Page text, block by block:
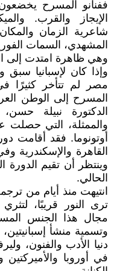
ففنانو المسرح
الإيجاز والقرب.
المشهدي، السمات
وهي ظاهرة امتدت إلى
وإذا كان لإسبانيا سبق
مصر لم تتأخر كثيرًا
المسرح إلى الوطن
الدكتورة نبيلة
والممثلة، التي حصلت
أوتونوما. فقد أقامت
القاهرة والإسكندرية
وينتظر أن تقيم الدورة
الحالي.
انتيهت منذ أيام من
ترى النور قريبًا،
مجال هذا الجنس
وتسمية منشأ
دنيا الأدب والفنون،
في أوروبا